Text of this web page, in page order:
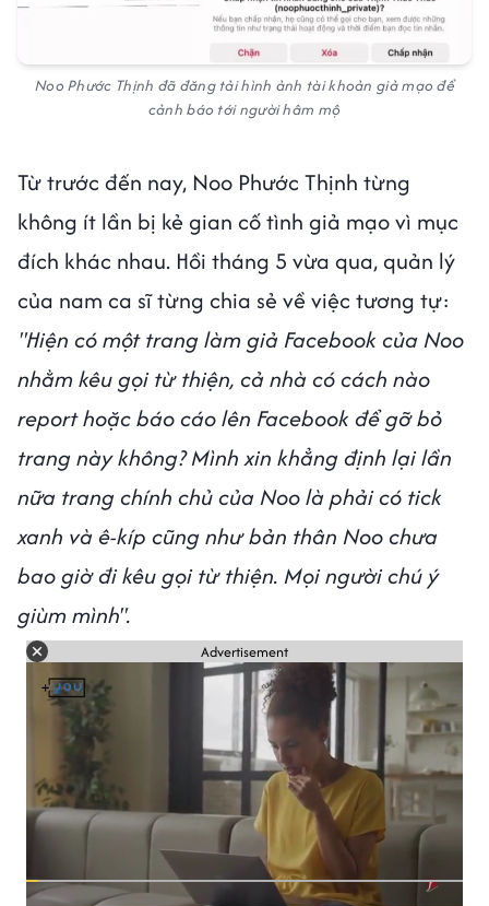
Noo Phước Thịnh đã đăng tải hình ảnh tài khoản giả mạo để
cảnh báo tới người hâm mộ
Từ trước đến nay, Noo Phước Thịnh từng
không ít lần bị kẻ gian cố tình giả mạo vì mục
đích khác nhau. Hồi tháng 5 vừa qua, quản lý
của nam ca sĩ từng chia sẻ về việc tương tự:
"Hiện có một trang làm giả Facebook của Noo
nhằm kêu gọi từ thiện, cả nhà có cách nào
report hoặc báo cáo lên Facebook để gỡ bỏ
trang này không? Mình xin khẳng định lại lần
nữa trang chính chủ của Noo là phải có tick
xanh và ê-kíp cũng như bản thân Noo chưa
bao giờ đi kêu gọi từ thiện. Mọi người chú ý
giùm mình".
Advertisement